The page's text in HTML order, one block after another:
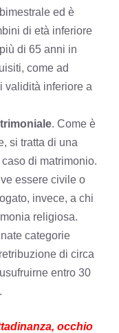
ed è
di età inferiore
di 65 anni in
come ad
validità inferiore a
. Come è
si tratta di una
di matrimonio.
essere civile o
invece, a chi
religiosa.
categorie
di circa
entro 30
occhio